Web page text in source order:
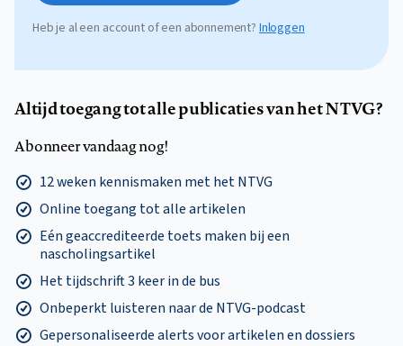
Heb je al een account of een abonnement? Inloggen
Altijd toegang tot alle publicaties van het NTVG?
Abonneer vandaag nog!
12 weken kennismaken met het NTVG
Online toegang tot alle artikelen
Eén geaccrediteerde toets maken bij een
nascholingsartikel
Het tijdschrift 3 keer in de bus
Onbeperkt luisteren naar de NTVG-podcast
Gepersonaliseerde alerts voor artikelen en dossiers